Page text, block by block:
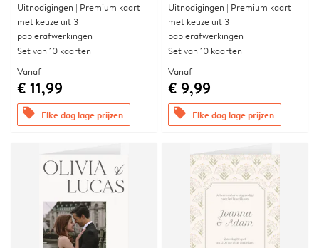
Uitnodigingen | Premium kaart
met keuze uit 3
papierafwerkingen
Set van 10 kaarten
Vanaf
€ 11,99
offers Elke dag lage prijzen
Uitnodigingen | Premium kaart
met keuze uit 3
papierafwerkingen
Set van 10 kaarten
Vanaf
€ 9,99
offers Elke dag lage prijzen